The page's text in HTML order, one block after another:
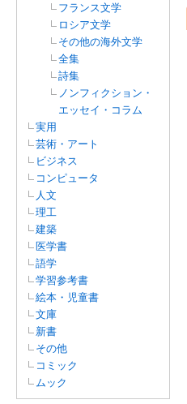
フランス文学
ロシア文学
その他の海外文学
全集
詩集
ノンフィクション・
エッセイ・コラム
実用
芸術・アート
ビジネス
コンピュータ
人文
理工
建築
医学書
語学
学習参考書
絵本・児童書
文庫
新書
その他
コミック
ムック